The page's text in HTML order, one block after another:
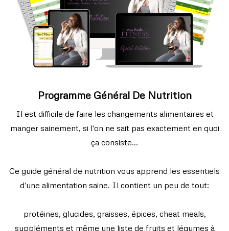
Programme Général De Nutrition
Il est difficile de faire les changements alimentaires et
manger sainement, si l'on ne sait pas exactement en quoi
ça consiste...
Ce guide général de nutrition vous apprend les essentiels
d'une alimentation saine. Il contient un peu de tout:
protéines, glucides, graisses, épices, cheat meals,
suppléments et même une liste de fruits et légumes à